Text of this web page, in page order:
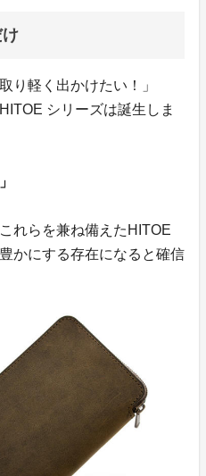
り軽く出かけたい！」
シリーズは誕生しま
れらを兼ね備えたHITOE
かにする存在になると確信